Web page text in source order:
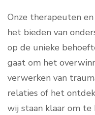
Onze therapeuten
het bieden van
op de unieke
gaat om het
verwerken van
relaties of het
wij staan klaar om te